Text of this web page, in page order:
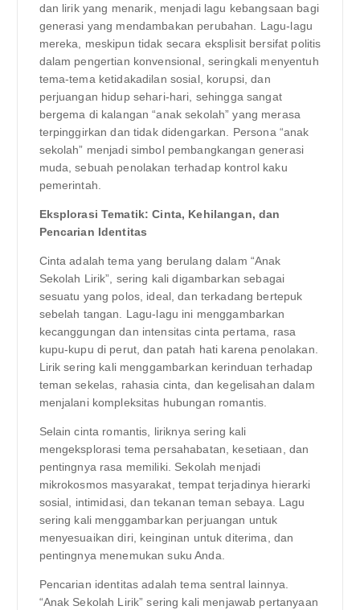
dan lirik yang menarik, menjadi lagu kebangsaan bagi
generasi yang mendambakan perubahan. Lagu-lagu
mereka, meskipun tidak secara eksplisit bersifat politis
dalam pengertian konvensional, seringkali menyentuh
tema-tema ketidakadilan sosial, korupsi, dan
perjuangan hidup sehari-hari, sehingga sangat
bergema di kalangan “anak sekolah” yang merasa
terpinggirkan dan tidak didengarkan. Persona “anak
sekolah” menjadi simbol pembangkangan generasi
muda, sebuah penolakan terhadap kontrol kaku
pemerintah.
Eksplorasi Tematik: Cinta, Kehilangan, dan
Pencarian Identitas
Cinta adalah tema yang berulang dalam “Anak
Sekolah Lirik”, sering kali digambarkan sebagai
sesuatu yang polos, ideal, dan terkadang bertepuk
sebelah tangan. Lagu-lagu ini menggambarkan
kecanggungan dan intensitas cinta pertama, rasa
kupu-kupu di perut, dan patah hati karena penolakan.
Lirik sering kali menggambarkan kerinduan terhadap
teman sekelas, rahasia cinta, dan kegelisahan dalam
menjalani kompleksitas hubungan romantis.
Selain cinta romantis, liriknya sering kali
mengeksplorasi tema persahabatan, kesetiaan, dan
pentingnya rasa memiliki. Sekolah menjadi
mikrokosmos masyarakat, tempat terjadinya hierarki
sosial, intimidasi, dan tekanan teman sebaya. Lagu
sering kali menggambarkan perjuangan untuk
menyesuaikan diri, keinginan untuk diterima, dan
pentingnya menemukan suku Anda.
Pencarian identitas adalah tema sentral lainnya.
“Anak Sekolah Lirik” sering kali menjawab pertanyaan